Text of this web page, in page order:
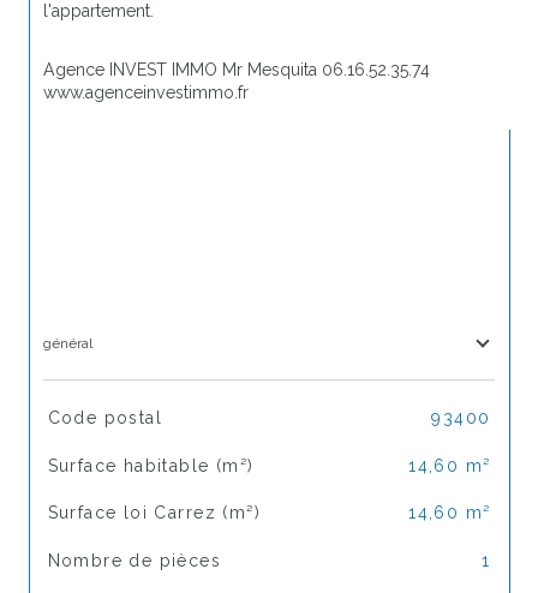
l'appartement.
Agence INVEST IMMO Mr Mesquita 06.16.52.35.74
www.agenceinvestimmo.fr
général
TRAD_SIROCCO_Caracteristique
Code postal 93400
Surface habitable (m²) 14,60 m²
Surface loi Carrez (m²) 14,60 m²
Nombre de pièces 1